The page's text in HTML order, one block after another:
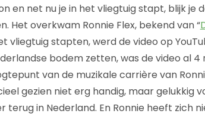
en net nu je in het vliegtuig stapt, blijk je
Het overkwam Ronnie Flex, bekend van “
vliegtuig stapten, werd de video op
bodem zetten, was de video al
van de muzikale carrière van
gezien niet erg handig, maar gelukkig
terug in Nederland. En Ronnie heeft zich